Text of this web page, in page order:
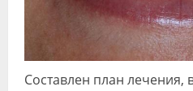
Составлен план лечения,